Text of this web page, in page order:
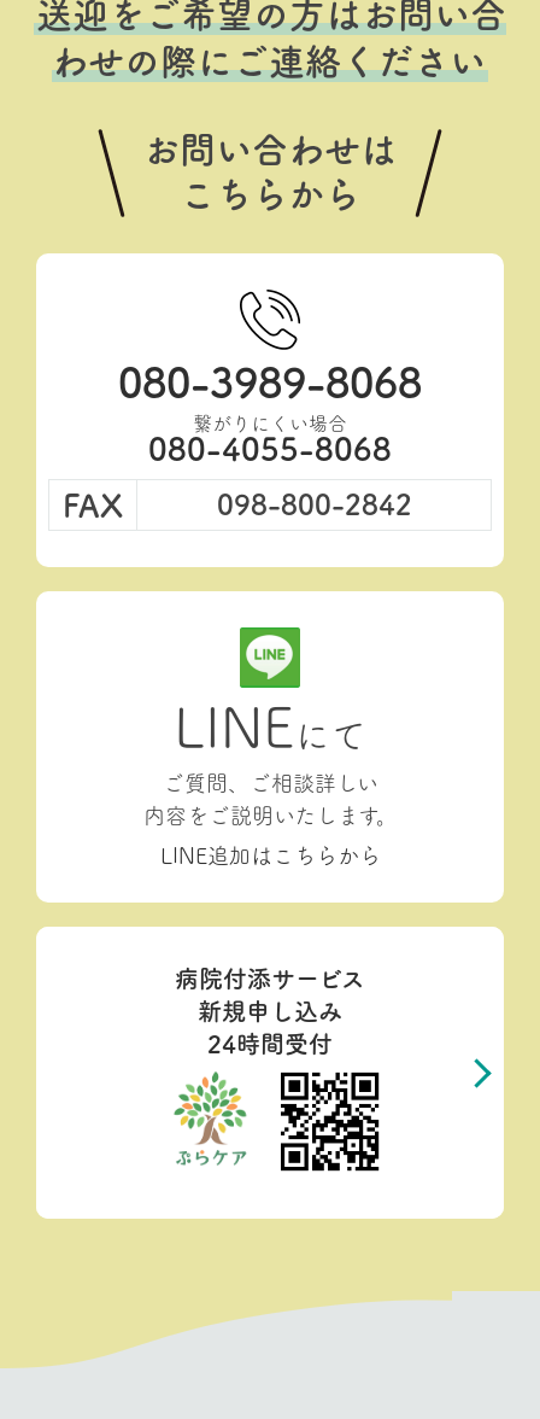
送迎をご希望の方はお問い合
わせの際にご連絡ください
お問い合わせは
こちらから
080-3989-8068
繋がりにくい場合
080-4055-8068
FAX
098-800-2842
LINE にて
ご質問、ご相談詳しい
内容をご説明いたします。
LINE追加はこちらから
病院付添サービス
新規申し込み
24時間受付